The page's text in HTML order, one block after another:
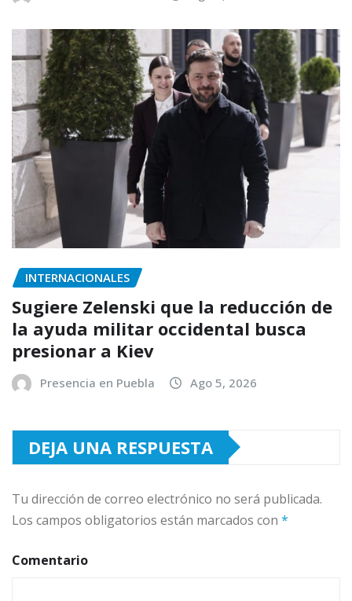
INTERNACIONALES
Sugiere Zelenski que la reducción de
la ayuda militar occidental busca
presionar a Kiev
Presencia en Puebla Ago 5, 2026
DEJA UNA RESPUESTA
Tu dirección de correo electrónico no será publicada.
Los campos obligatorios están marcados con *
Comentario